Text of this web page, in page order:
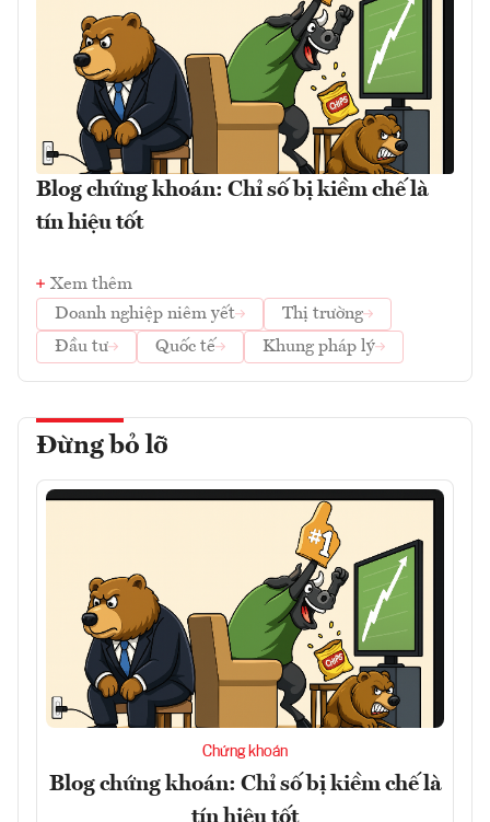
Blog chứng khoán: Chỉ số bị kiềm chế là
tín hiệu tốt
Xem thêm
Doanh nghiệp niêm yết
Thị trường
Đầu tư
Quốc tế Khung pháp lý
Đừng bỏ lỡ
Chứng khoán
Blog chứng khoán: Chỉ số bị kiềm chế là